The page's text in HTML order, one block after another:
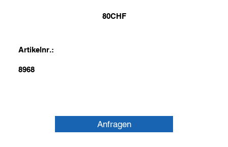
80CHF
Artikelnr.:
8968
Anfragen